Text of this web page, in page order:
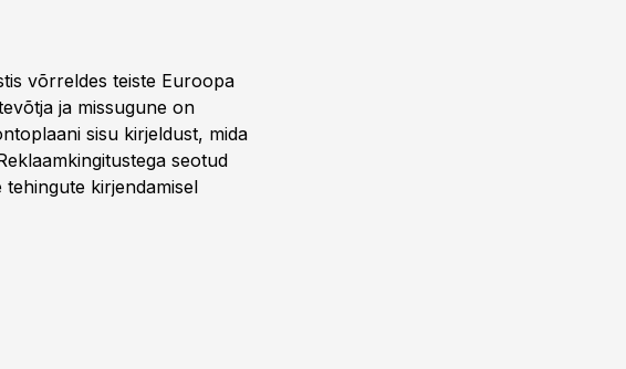
võrreldes teiste Euroopa
ja missugune on
sisu kirjeldust, mida
seotud
kirjendamisel